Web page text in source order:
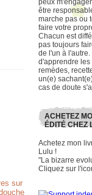
peux
être
marche pas ou
faire votre
Chacun est
pas toujours
de l'un à
d'apprendre les
remèdes,
un(e)
cas de doute
ACHETEZ
ÉDITÉ CHEZ
Achetez mon
Lulu !
"La bizarre
Cliquez sur